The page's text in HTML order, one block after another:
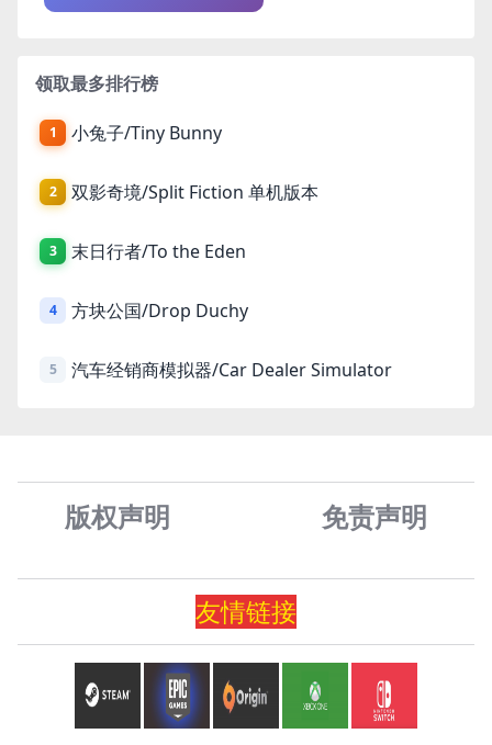
领取最多排行榜
1 小兔子/Tiny Bunny
2 双影奇境/Split Fiction 单机版本
3 末日行者/To the Eden
4 方块公国/Drop Duchy
5 汽车经销商模拟器/Car Dealer Simulator
版权声明 免责声明
友情链接